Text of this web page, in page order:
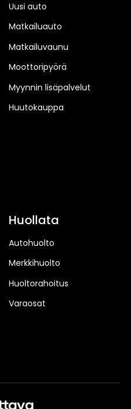
Uusi auto
Matkailuauto
Matkailuvaunu
Moottoripyörä
Myynnin lisäpalvelut
Huutokauppa
Huollata
Autohuolto
Merkkihuolto
Huoltorahoitus
Varaosat